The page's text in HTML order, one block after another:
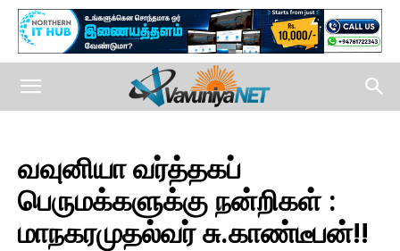
வவுனியா வர்த்தகப்
பெருமக்களுக்கு நன்றிகள் :
மாநகரமுதல்வர் சு.காண்டீபன்!!